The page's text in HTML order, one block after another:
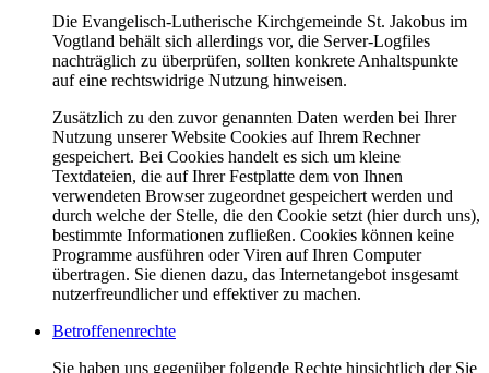
Die Evangelisch-Lutherische Kirchgemeinde St. Jakobus im
Vogtland behält sich allerdings vor, die Server-Logfiles
nachträglich zu überprüfen, sollten konkrete Anhaltspunkte
auf eine rechtswidrige Nutzung hinweisen.
Zusätzlich zu den zuvor genannten Daten werden bei Ihrer
Nutzung unserer Website Cookies auf Ihrem Rechner
gespeichert. Bei Cookies handelt es sich um kleine
Textdateien, die auf Ihrer Festplatte dem von Ihnen
verwendeten Browser zugeordnet gespeichert werden und
durch welche der Stelle, die den Cookie setzt (hier durch uns),
bestimmte Informationen zufließen. Cookies können keine
Programme ausführen oder Viren auf Ihren Computer
übertragen. Sie dienen dazu, das Internetangebot insgesamt
nutzerfreundlicher und effektiver zu machen.
Betroffenenrechte
Sie haben uns gegenüber folgende Rechte hinsichtlich der Sie